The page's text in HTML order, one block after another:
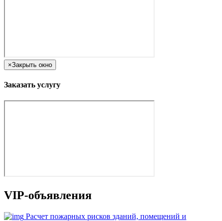
×Закрыть окно
Заказать услугу
VIP-объявления
Расчет пожарных рисков зданий, помещений и